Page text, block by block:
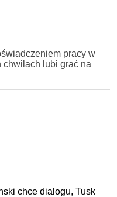
pracy w
chwilach lubi grać na
chce dialogu, Tusk